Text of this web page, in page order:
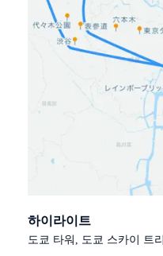
하이라이트
도쿄 타워, 도쿄 스카이 트리